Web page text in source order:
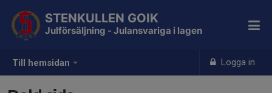
Till hemsidan Logga in
STENKULLEN GOIK
Julförsäljning - Julansvariga i lagen